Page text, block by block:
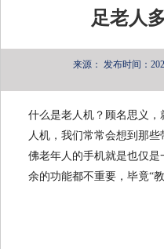
足老人
来源： 发布时间：
什么是老人机？顾名思义
人机，我们常常会想到那
佛老年人的手机就是也仅
余的功能都不重要，毕竟“